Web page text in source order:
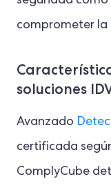
comprometer la
soluciones
Avanzado
certificada
ComplyCube